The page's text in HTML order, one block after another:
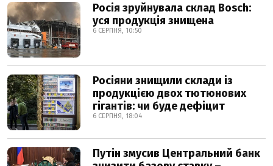
Росія зруйнувала склад Bosch:
уся продукція знищена
6 СЕРПНЯ, 10:50
Росіяни знищили склади із
продукцією двох тютюнових
гігантів: чи буде дефіцит
6 СЕРПНЯ, 18:04
Путін змусив Центральний банк